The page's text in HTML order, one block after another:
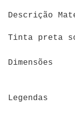
Descrição
Tinta preta
Dimensões
Legendas